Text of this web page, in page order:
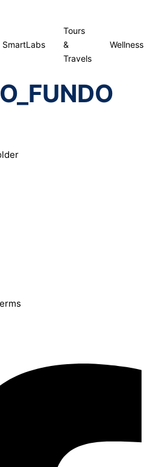
SmartLabs
Tours
&
Travels
Wellness